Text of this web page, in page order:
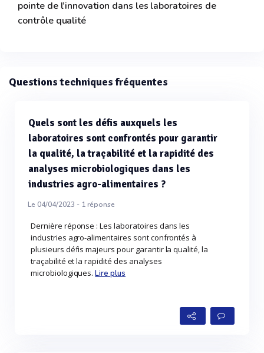
pointe de l’innovation dans les laboratoires de
contrôle qualité
Questions techniques fréquentes
Quels sont les défis auxquels les
laboratoires sont confrontés pour garantir
la qualité, la traçabilité et la rapidité des
analyses microbiologiques dans les
industries agro-alimentaires ?
Le 04/04/2023 - 1réponse
Dernière réponse : Les laboratoires dans les
industries agro-alimentaires sont confrontés à
plusieurs défis majeurs pour garantir la qualité, la
traçabilité et la rapidité des analyses
microbiologiques.Lire plus